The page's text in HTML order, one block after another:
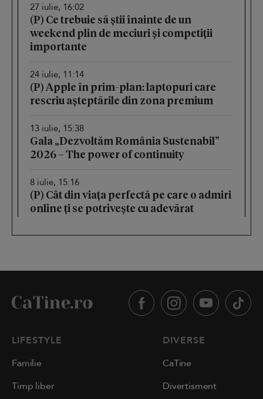
27 iulie, 16:02
(P) Ce trebuie să știi înainte de un
weekend plin de meciuri și competiții
importante
24 iulie, 11:14
(P) Apple în prim-plan: laptopuri care
rescriu așteptările din zona premium
13 iulie, 15:38
Gala „Dezvoltăm România Sustenabil”
2026 – The power of continuity
8 iulie, 15:16
(P) Cât din viața perfectă pe care o admiri
online ți se potrivește cu adevărat
LIFESTYLE
Familie
Timp liber
DIVERSE
CaTine
Divertisment